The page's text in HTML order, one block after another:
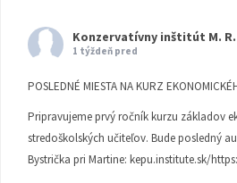
Konzervatívny inštitút M.
1 týždeň pred
POSLEDNÉ MIESTA NA KURZ
Pripravujeme prvý ročník kurzu základov
stredoškolských učiteľov. Bude posledný
Bystrička pri Martine: kepu.institute.sk/